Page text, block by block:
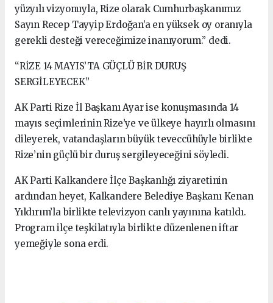
yüzyılı vizyonuyla, Rize olarak Cumhurbaşkanımız
Sayın Recep Tayyip Erdoğan’a en yüksek oy oranıyla
gerekli desteği vereceğimize inanıyorum.” dedi.
“RİZE 14 MAYIS’TA GÜÇLÜ BİR DURUŞ
SERGİLEYECEK”
AK Parti Rize İl Başkanı Ayar ise konuşmasında 14
mayıs seçimlerinin Rize’ye ve ülkeye hayırlı olmasını
dileyerek, vatandaşların büyük teveccühüyle birlikte
Rize’nin güçlü bir duruş sergileyeceğini söyledi.
AK Parti Kalkandere İlçe Başkanlığı ziyaretinin
ardından heyet, Kalkandere Belediye Başkanı Kenan
Yıldırım’la birlikte televizyon canlı yayınına katıldı.
Program ilçe teşkilatıyla birlikte düzenlenen iftar
yemeğiyle sona erdi.